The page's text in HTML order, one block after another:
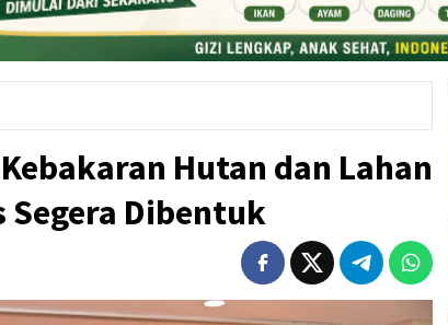
Hutan dan Lahan
Segera Dibentuk